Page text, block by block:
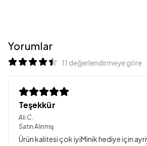
Yorumlar
11 değerlendirmeye göre
Teşekkür
Ali C.
Satın Alınmış
Ürün kalitesi çok iyiMinik hediye için